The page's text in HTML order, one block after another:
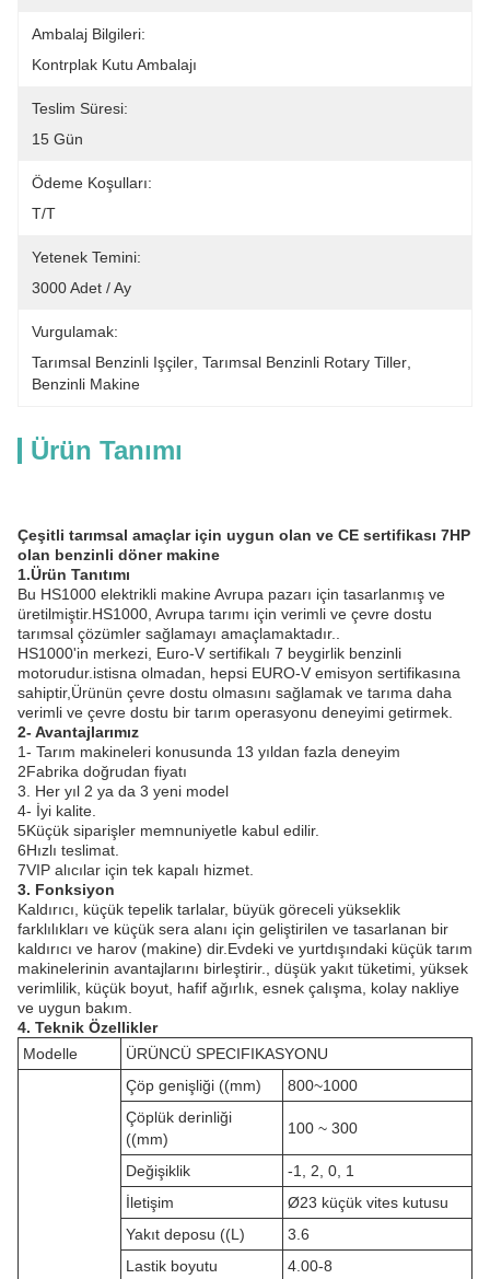
Ambalaj Bilgileri:
Kontrplak Kutu Ambalajı
Teslim Süresi:
15 Gün
Ödeme Koşulları:
T/T
Yetenek Temini:
3000 Adet / Ay
Vurgulamak:
Tarımsal Benzinli Işçiler Tarımsal Benzinli Rotary Tiller
Benzinli Makine
Ürün Tanımı
Çeşitli tarımsal amaçlar için uygun olan ve CE sertifikası 7HP
olan benzinli döner makine
1.Ürün Tanıtımı
Bu HS1000 elektrikli makine Avrupa pazarı için tasarlanmış ve
üretilmiştir.HS1000, Avrupa tarımı için verimli ve çevre dostu
tarımsal çözümler sağlamayı amaçlamaktadır..
HS1000'in merkezi, Euro-V sertifikalı 7 beygirlik benzinli
motorudur.istisna olmadan, hepsi EURO-V emisyon sertifikasına
sahiptir,Ürünün çevre dostu olmasını sağlamak ve tarıma daha
verimli ve çevre dostu bir tarım operasyonu deneyimi getirmek.
2- Avantajlarımız
1- Tarım makineleri konusunda 13 yıldan fazla deneyim
2Fabrika doğrudan fiyatı
3. Her yıl 2 ya da 3 yeni model
4- İyi kalite.
5Küçük siparişler memnuniyetle kabul edilir.
6Hızlı teslimat.
7VIP alıcılar için tek kapalı hizmet.
3. Fonksiyon
Kaldırıcı, küçük tepelik tarlalar, büyük göreceli yükseklik
farklılıkları ve küçük sera alanı için geliştirilen ve tasarlanan bir
kaldırıcı ve harov (makine) dir.Evdeki ve yurtdışındaki küçük tarım
makinelerinin avantajlarını birleştirir., düşük yakıt tüketimi, yüksek
verimlilik, küçük boyut, hafif ağırlık, esnek çalışma, kolay nakliye
ve uygun bakım.
4. Teknik Özellikler
Modelle
ÜRÜNCÜ SPECIFIKASYONU
Çöp genişliği ((mm)
800~1000
Çöplük derinliği
((mm)
100 ~ 300
Değişiklik
-1, 2, 0, 1
İletişim
Ø23 küçük vites kutusu
Yakıt deposu ((L)
3.6
Lastik boyutu
4.00-8